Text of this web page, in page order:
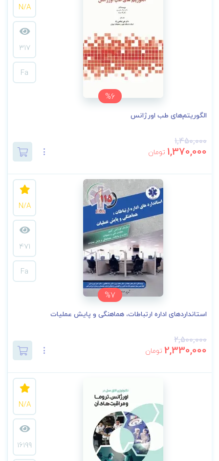
%6
N/A
317
Fa
الگوریتم‌های طب اورژانس
1,450,000
1,370,000 تومان
%7
N/A
471
Fa
استانداردهای اداره ارتباطات، هماهنگی و پایش عملیات
2,500,000
2,330,000 تومان
N/A
16199